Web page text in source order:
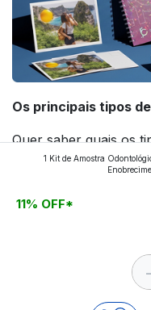
Os principais tipos
Quer saber quais os
aplicados nos
continue a leitura
1 Kit de Amostra
11% OFF*
−